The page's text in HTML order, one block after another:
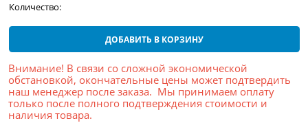
Количество:
ДОБАВИТЬ В КОРЗИНУ
Внимание! В связи со сложной экономической
обстановкой, окончательные цены может подтвердить
наш менеджер после заказа. Мы принимаем оплату
только после полного подтверждения стоимости и
наличия товара.